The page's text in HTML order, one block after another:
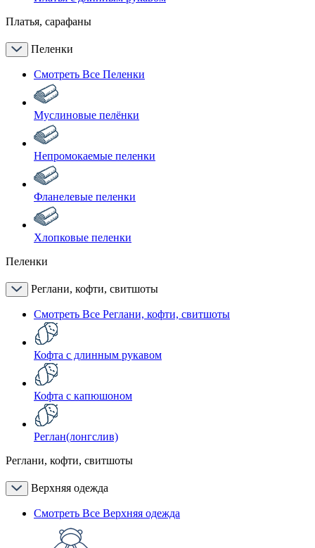
Платья, сарафаны
Пеленки
Смотреть Все Пеленки
Муслиновые пелёнки
Непромокаемые пеленки
Фланелевые пеленки
Хлопковые пеленки
Пеленки
Реглани, кофти, свитшоты
Смотреть Все Реглани, кофти, свитшоты
Кофта с длинным рукавом
Кофта с капюшоном
Реглан(лонгслив)
Реглани, кофти, свитшоты
Верхняя одежда
Смотреть Все Верхняя одежда